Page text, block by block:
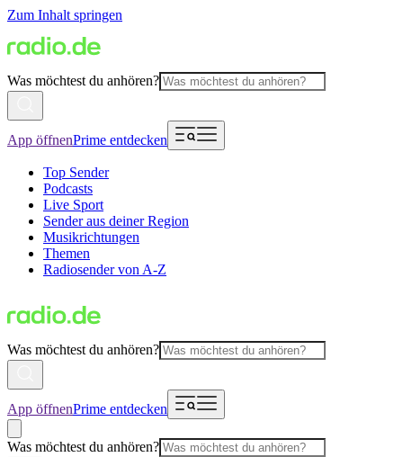
Zum Inhalt springen
Was möchtest du anhören?
App öffnenPrime entdecken
Top Sender
Podcasts
Live Sport
Sender aus deiner Region
Musikrichtungen
Themen
Radiosender von A-Z
Was möchtest du anhören?
App öffnenPrime entdecken
Was möchtest du anhören?